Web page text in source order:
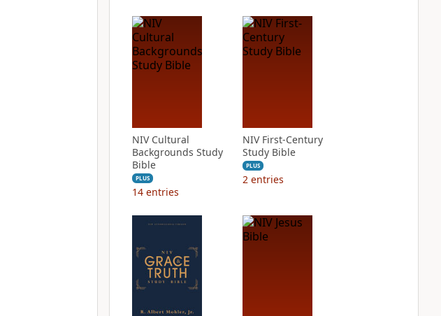
NIV Cultural
Backgrounds Study
Bible
PLUS
14 entries
NIV First-Century
Study Bible
PLUS
2 entries